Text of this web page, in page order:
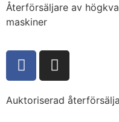
Återförsäljare av
maskiner
Auktoriserad